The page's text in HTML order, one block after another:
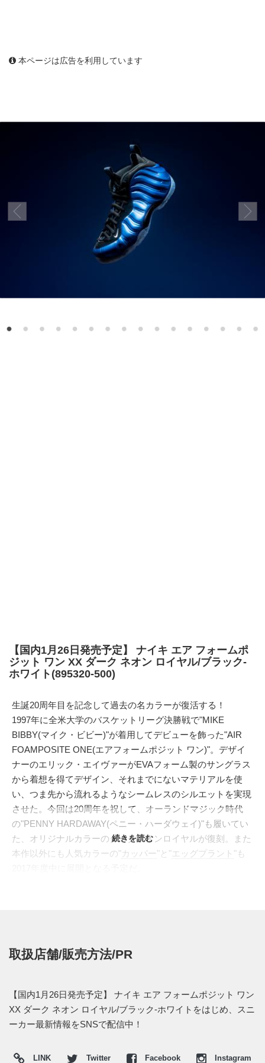
本ページは広告を利用しています
【国内1月26日発売予定】 ナイキ エア フォームポ
ジット ワン XX ダーク ネオン ロイヤル/ブラック-
ホワイト(895320-500)
生誕20周年目を記念して過去の名カラーが復活する！
1997年に全米大学のバスケットリーグ決勝戦で"MIKE
BIBBY(マイク・ビビー)"が着用してデビューを飾った"AIR
FOAMPOSITE ONE(エアフォームポジット ワン)"。デザイ
ナーのエリック・エイヴァーがEVAフォーム製のサングラス
から着想を得てデザイン、それまでにないマテリアルを使
い、つま先から流れるようなシームレスのシルエットを実現
させた。今回は20周年を祝して、オーランドマジック時代
の"PENNY HARDAWAY(ペニー・ハーダウェイ)"も履いてい
た、オリジナルカラーのダークネオンロイヤルが復刻。また
本作以外にも人気カラーの" カッパー"と"エッグプラント "も
・NIKE＋ SNKRS午前9～10時抽選開始
・UNDEFEATED 楽天 直リンク
午前9時販売
UNDEFEATED 直リンク
午前9時販売
・ atmos tokyo午前9時販売
続きを読む
取扱店舗/販売方法/PR
【国内1月26日発売予定】 ナイキ エア フォームポジット ワン
XX ダーク ネオン ロイヤル/ブラック-ホワイトをはじめ、スニ
ーカー最新情報をSNSで配信中！
LINK Twitter Facebook Instagram